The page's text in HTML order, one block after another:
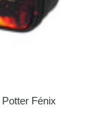
Fénix